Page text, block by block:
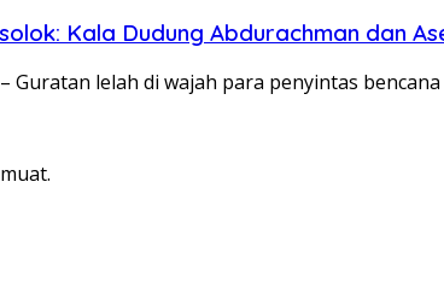
Kala Dudung Abdurachman dan
– Guratan lelah di wajah para penyintas